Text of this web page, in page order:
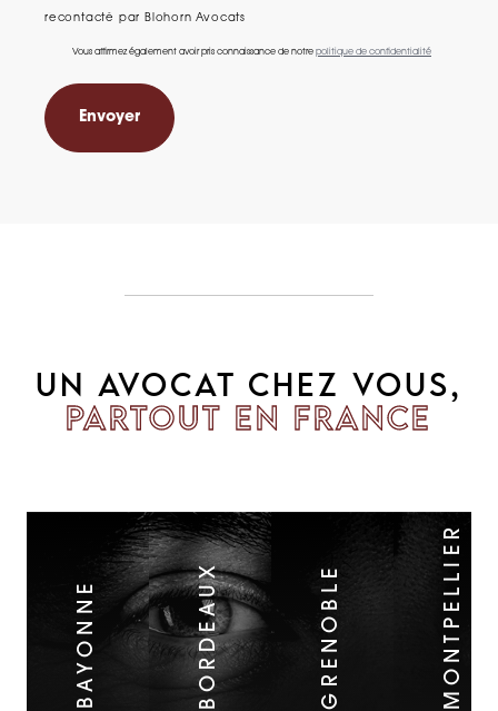
recontacté par Blohorn Avocats
Vous affirmez également avoir pris connaissance de notre politique de confidentialité
UN AVOCAT CHEZ VOUS,
PARTOUT EN FRANCE
BAYONNE BORDEAUX GRENOBLE MONTPELLIER